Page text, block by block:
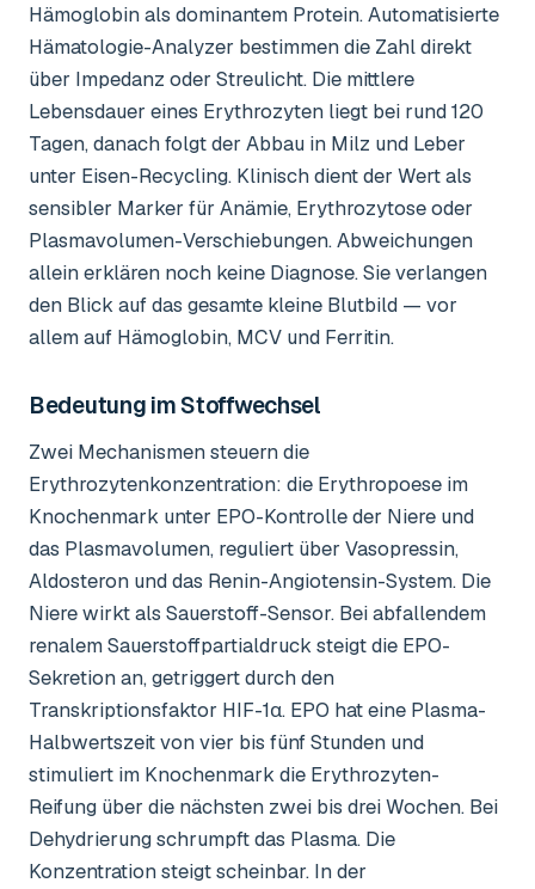
Hämoglobin als dominantem Protein. Automatisierte
Hämatologie-Analyzer bestimmen die Zahl direkt
über Impedanz oder Streulicht. Die mittlere
Lebensdauer eines Erythrozyten liegt bei rund 120
Tagen, danach folgt der Abbau in Milz und Leber
unter Eisen-Recycling. Klinisch dient der Wert als
sensibler Marker für Anämie, Erythrozytose oder
Plasmavolumen-Verschiebungen. Abweichungen
allein erklären noch keine Diagnose. Sie verlangen
den Blick auf das gesamte kleine Blutbild — vor
allem auf Hämoglobin, MCV und Ferritin.
Bedeutung im Stoffwechsel
Zwei Mechanismen steuern die
Erythrozytenkonzentration: die Erythropoese im
Knochenmark unter EPO-Kontrolle der Niere und
das Plasmavolumen, reguliert über Vasopressin,
Aldosteron und das Renin-Angiotensin-System. Die
Niere wirkt als Sauerstoff-Sensor. Bei abfallendem
renalem Sauerstoffpartialdruck steigt die EPO-
Sekretion an, getriggert durch den
Transkriptionsfaktor HIF-1α. EPO hat eine Plasma-
Halbwertszeit von vier bis fünf Stunden und
stimuliert im Knochenmark die Erythrozyten-
Reifung über die nächsten zwei bis drei Wochen. Bei
Dehydrierung schrumpft das Plasma. Die
Konzentration steigt scheinbar. In der